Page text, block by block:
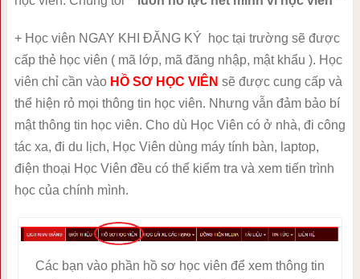
+ Học viên NGAY KHI ĐĂNG KÝ học tại trường sẽ được
cấp thẻ học viên ( mã lớp, mã đăng nhập, mật khẩu ). Học
viên chỉ cần vào HỒ SƠ HỌC VIÊN sẽ được cung cấp và
thể hiện rỏ mọi thông tin học viên. Nhưng vẫn đảm bảo bí
mật thông tin học viên. Cho dù Học Viên có ở nhà, đi công
tác xa, đi du lịch, Học Viên dùng máy tính bàn, laptop,
điện thoại Học Viên đều có thể kiểm tra và xem tiến trình
học của chính mình.
Các bạn vào phần hồ sơ học viên để xem thông tin